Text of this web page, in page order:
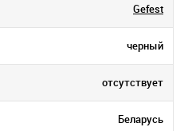
Gefest
черный
отсутствует
Беларусь